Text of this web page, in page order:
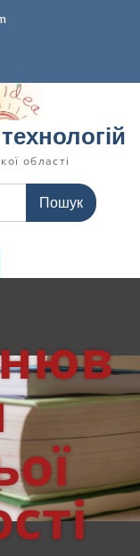
області